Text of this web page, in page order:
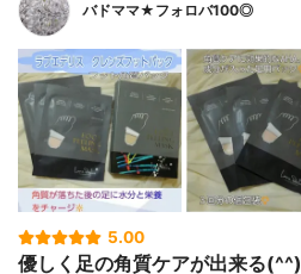
バドママ★フォロバ100◎
5.00
優しく足の角質ケアが出来る(^^)